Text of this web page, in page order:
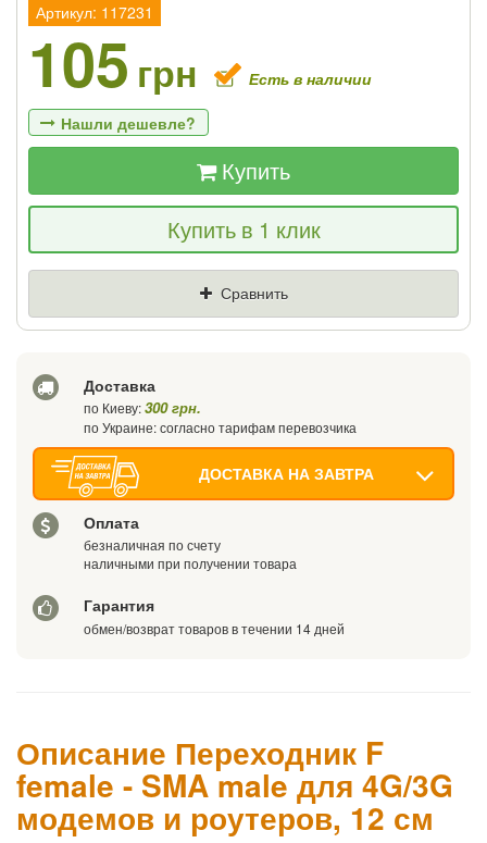
Артикул: 117231
105 грн Есть в наличии
Нашли дешевле?
Если Вы найдете товар дешевле - мы
снизим цену и подарим % от разницы
Купить
Купить в 1 клик
Сравнить
Доставка
по Киеву:300 грн.
по Украине: согласно тарифам перевозчика
ДОСТАВКА НА ЗАВТРА
Оплата
безналичная по счету
наличными при получении товара
Гарантия
обмен/возврат товаров в течении 14 дней
Описание Переходник F
female - SMA male для 4G/3G
модемов и роутеров, 12 см